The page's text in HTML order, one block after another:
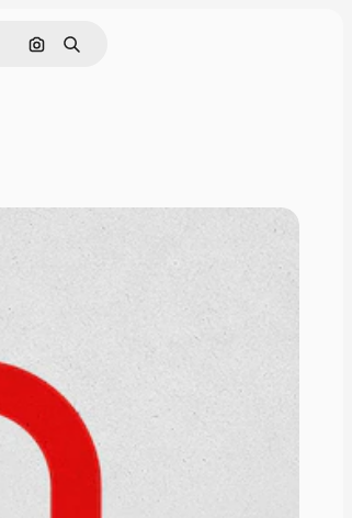
Pesquisar por imagem
Buscar